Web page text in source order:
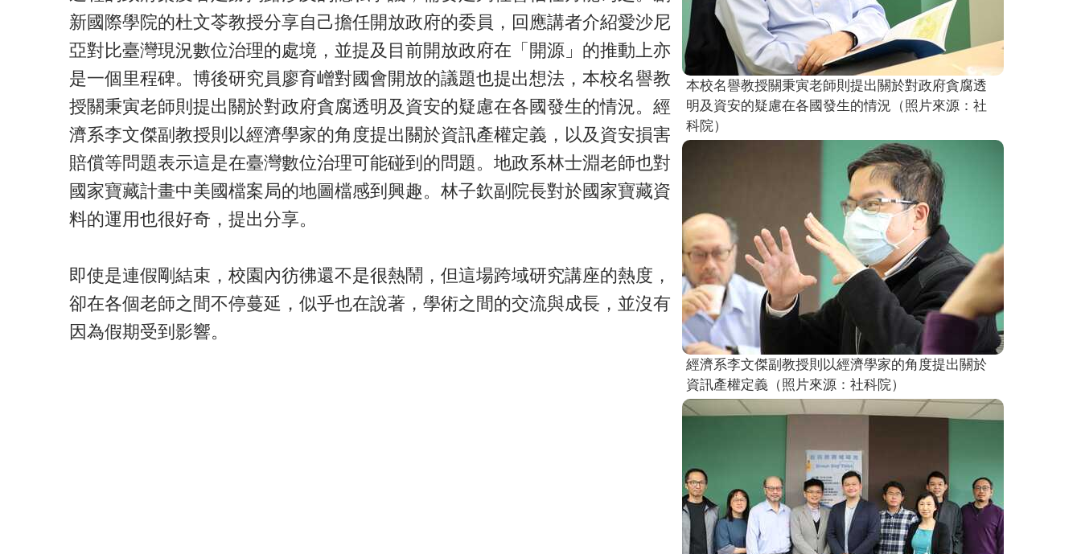
本校名譽教授關秉寅老師則提出關於對政府貪腐透
明及資安的疑慮在各國發生的情況（照片來源：社
科院）
經濟系李文傑副教授則以經濟學家的角度提出關於
資訊產權定義（照片來源：社科院）
新國際學院的杜文苓教授分享自己擔任開放政府的委員，回應講者介紹愛沙尼
亞對比臺灣現況數位治理的處境，並提及目前開放政府在「開源」的推動上亦
是一個里程碑。博後研究員廖育嶒對國會開放的議題也提出想法，本校名譽教
授關秉寅老師則提出關於對政府貪腐透明及資安的疑慮在各國發生的情況。經
濟系李文傑副教授則以經濟學家的角度提出關於資訊產權定義，以及資安損害
賠償等問題表示這是在臺灣數位治理可能碰到的問題。地政系林士淵老師也對
國家寶藏計畫中美國檔案局的地圖檔感到興趣。林子欽副院長對於國家寶藏資
料的運用也很好奇，提出分享。
即使是連假剛結束，校園內彷彿還不是很熱鬧，但這場跨域研究講座的熱度，
卻在各個老師之間不停蔓延，似乎也在說著，學術之間的交流與成長，並沒有
因為假期受到影響。